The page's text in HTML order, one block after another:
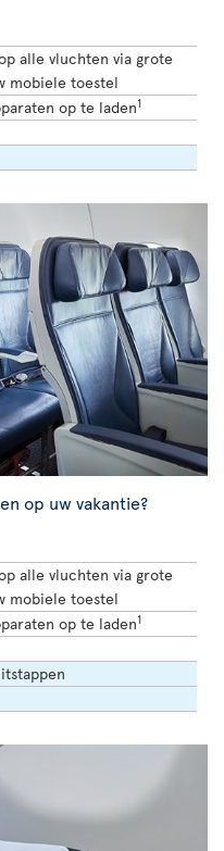
alle vluchten via grote
mobiele toestel
op te laden1
op uw vakantie?
alle vluchten via grote
mobiele toestel
op te laden1